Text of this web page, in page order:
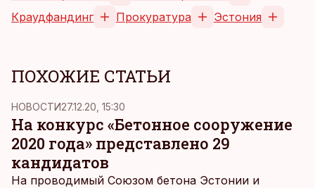
Краудфандинг
Прокуратура Эстония
ПОХОЖИЕ СТАТЬИ
НОВОСТИ27.12.20, 15:30
На конкурс «Бетонное сооружение
2020 года» представлено 29
кандидатов
На проводимый Союзом бетона Эстонии и